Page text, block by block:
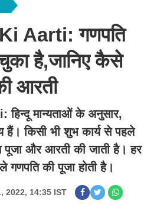
Aarti: गणपति
है,जानिए कैसे
आरती
मान्यताओं के अनुसार,
हैं। किसी भी शुभ कार्य से पहले
पूजा और आरती की जाती है। हर
की पूजा होती है।
2022, 14:35 IST